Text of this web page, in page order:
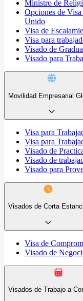
Ministro de
Opciones de
Unido
Visa de
Visa para
Visado de
Visado para
Movilidad Empresarial
Visa para
Visa para
Visado de
Visado de
Visado para
Visados de Corta
Visa de
Visado de
Visados de Trabajo a